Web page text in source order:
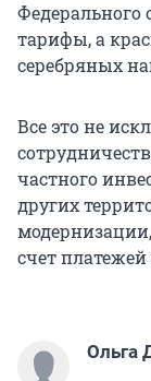
Федерального
тарифы, а
серебряных
Все это не
частного
других
счет
Ольга